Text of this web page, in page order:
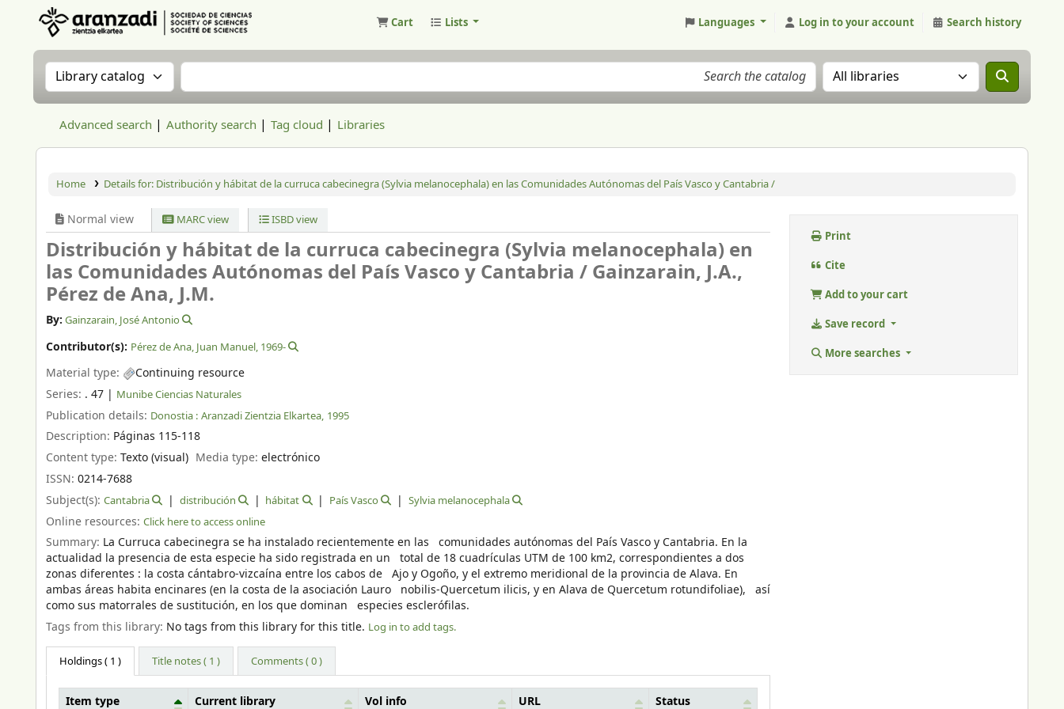
Cart Lists Languages Log in to your account Search history
Search the catalog by:Search the catalog Search the catalog in:
Advanced search Authority search Tag cloud Libraries
Home Details for: Distribución y hábitat de la curruca cabecinegra (Sylvia melanocephala) en las Comunidades Autónomas del País Vasco y Cantabria /
Normal view MARC view ISBD view
Distribución y hábitat de la curruca cabecinegra (Sylvia melanocephala) en
las Comunidades Autónomas del País Vasco y Cantabria /Gainzarain, J.A.,
Pérez de Ana, J.M.
By: Gainzarain, José Antonio
Contributor(s): Pérez de Ana, Juan Manuel, 1969-
Material type:
Continuing resource
Series: . 47 | Munibe Ciencias Naturales
Publication details: Donostia : Aranzadi Zientzia Elkartea, 1995
Description: Páginas 115-118
Content type: Texto (visual) Media type:electrónico
ISSN: 0214-7688
Subject(s): Cantabria distribución hábitat País Vasco Sylvia melanocephala
Online resources: Click here to access online
Summary: La Curruca cabecinegra se ha instalado recientemente en las comunidades autónomas del País Vasco y Cantabria. En la
actualidad la presencia de esta especie ha sido registrada en un total de 18 cuadrículas UTM de 100 km2, correspondientes a dos
zonas diferentes : la costa cántabro-vizcaína entre los cabos de Ajo y Ogoño, y el extremo meridional de la provincia de Alava. En
ambas áreas habita encinares (en la costa de la asociación Lauro nobilis-Quercetum ilicis, y en Alava de Quercetum rotundifoliae), así
como sus matorrales de sustitución, en los que dominan especies esclerófilas.
Tags from this library: No tags from this library for this title. Log in to add tags.
Holdings( 1 ) Title notes ( 1 ) Comments ( 0 )
Item type Current library Vol info URL Status
Print
Cite
Add to your cart
Save record
More searches